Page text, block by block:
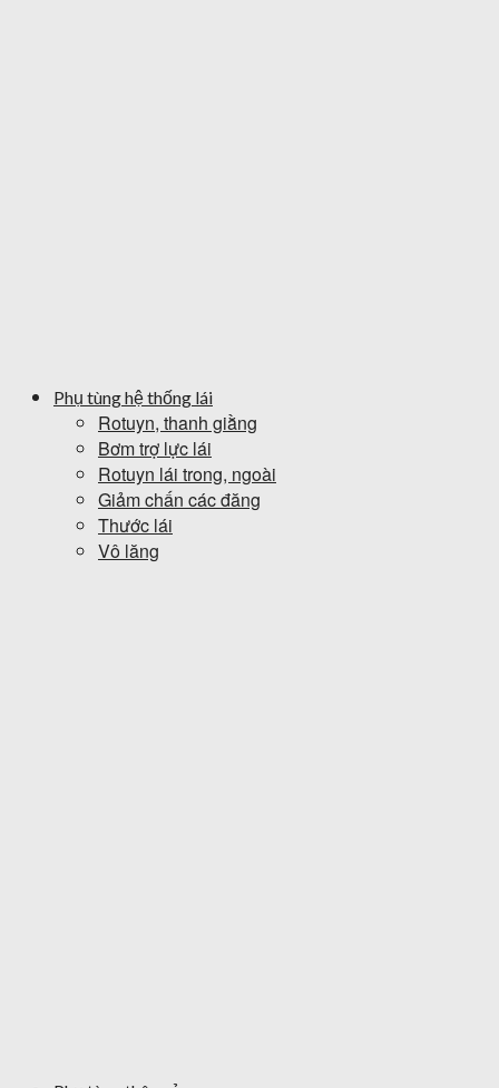
Phụ tùng hệ thống lái
Rotuyn, thanh giằng
Bơm trợ lực lái
Rotuyn lái trong, ngoài
Giảm chấn các đăng
Thước lái
Vô lăng